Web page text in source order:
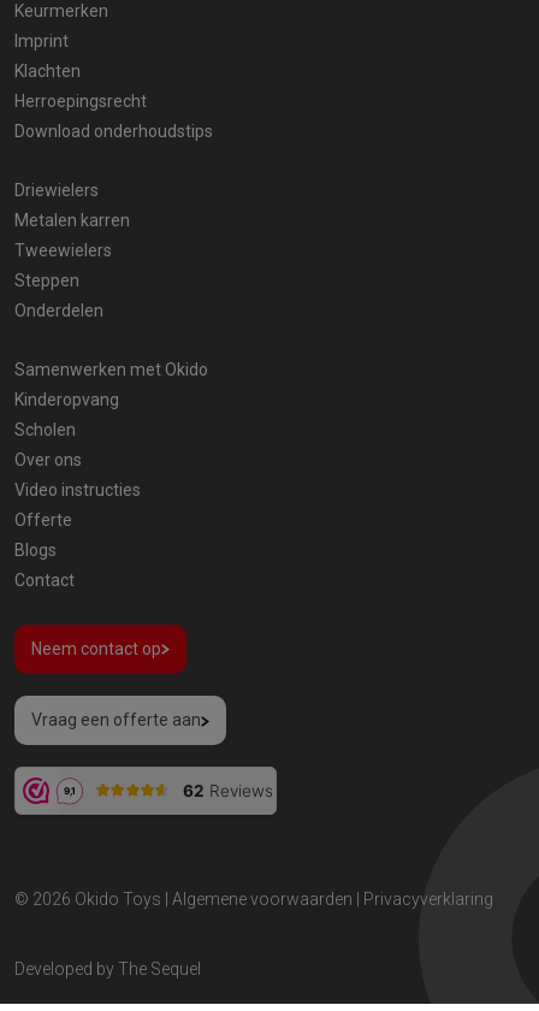
Keurmerken
Imprint
Klachten
Herroepingsrecht
Download onderhoudstips
Driewielers
Metalen karren
Tweewielers
Steppen
Onderdelen
Samenwerken met Okido
Kinderopvang
Scholen
Over ons
Video instructies
Offerte
Blogs
Contact
Neem contact op
Vraag een offerte aan
© 2026 Okido Toys Algemene voorwaarden Privacyverklaring
Developed by The Sequel